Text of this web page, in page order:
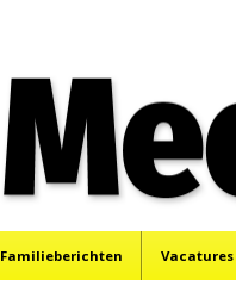
Familieberichten Vacatures